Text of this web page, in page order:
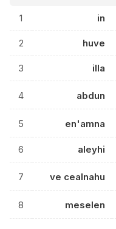
1 in
2 huve
3 illa
4 abdun
5 en'amna
6 aleyhi
7 ve cealnahu
8 meselen